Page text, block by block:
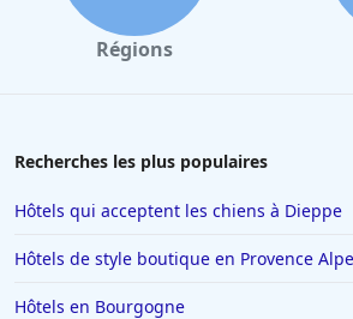
Régions
Recherches les plus populaires
Hôtels qui acceptent les chiens à Dieppe
Hôtels de style boutique en Provence
Hôtels en Bourgogne